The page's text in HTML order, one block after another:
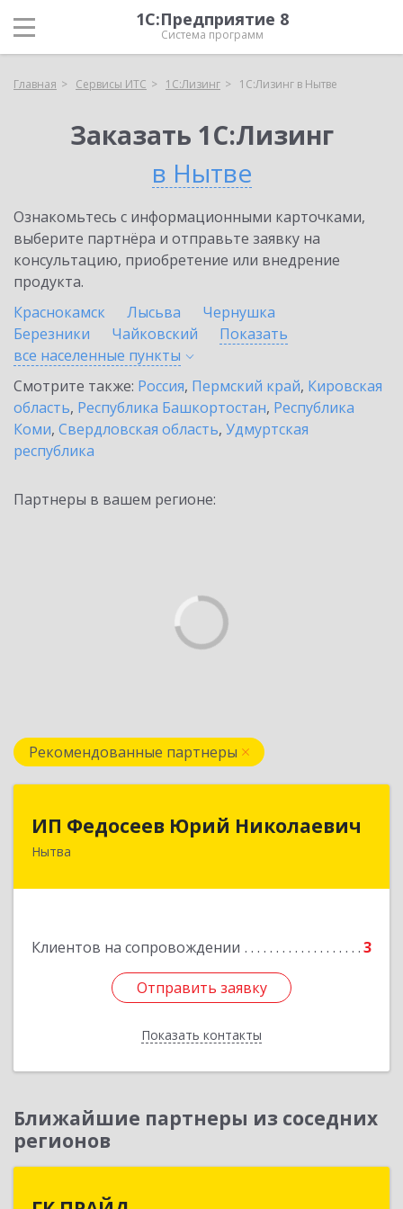
1С:Предприятие 8
Система программ
Главная Сервисы ИТС 1С:Лизинг 1С:Лизинг в Нытве
Заказать 1С:Лизинг
в Нытве
Ознакомьтесь с информационными карточками,
выберите партнёра и отправьте заявку на
консультацию, приобретение или внедрение
продукта.
Краснокамск
Лысьва
Чернушка
Березники
Чайковский
Показать
все населенные пункты
Смотрите также: Россия, Пермский край, Кировская
область, Республика Башкортостан, Республика
Коми, Свердловская область, Удмуртская
республика
Партнеры в вашем регионе:
Рекомендованные партнеры
ИП Федосеев Юрий Николаевич
Нытва
Клиентов на сопровождении 3
Отправить заявку
Показать контакты
ИП Федосеев Юрий Николаевич
Отправить заявку
Назад
Ближайшие партнеры из соседних
регионов